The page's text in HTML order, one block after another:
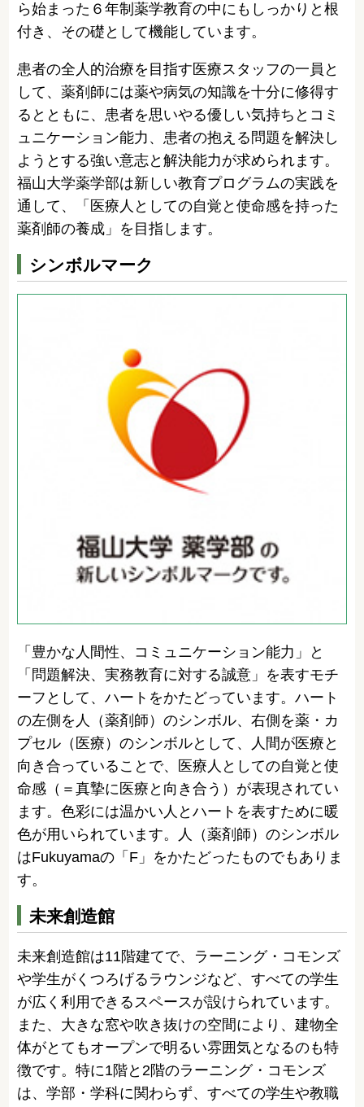
ら始まった６年制薬学教育の中にもしっかりと根
付き、その礎として機能しています。
患者の全人的治療を目指す医療スタッフの一員と
して、薬剤師には薬や病気の知識を十分に修得す
るとともに、患者を思いやる優しい気持ちとコミ
ュニケーション能力、患者の抱える問題を解決し
ようとする強い意志と解決能力が求められます。
福山大学薬学部は新しい教育プログラムの実践を
通して、「医療人としての自覚と使命感を持った
薬剤師の養成」を目指します。
シンボルマーク
「豊かな人間性、コミュニケーション能力」と
「問題解決、実務教育に対する誠意」を表すモチ
ーフとして、ハートをかたどっています。ハート
の左側を人（薬剤師）のシンボル、右側を薬・カ
プセル（医療）のシンボルとして、人間が医療と
向き合っていることで、医療人としての自覚と使
命感（＝真摯に医療と向き合う）が表現されてい
ます。色彩には温かい人とハートを表すために暖
色が用いられています。人（薬剤師）のシンボル
はFukuyamaの「F」をかたどったものでもありま
す。
未来創造館
未来創造館は11階建てで、ラーニング・コモンズ
や学生がくつろげるラウンジなど、すべての学生
が広く利用できるスペースが設けられています。
また、大きな窓や吹き抜けの空間により、建物全
体がとてもオープンで明るい雰囲気となるのも特
徴です。特に1階と2階のラーニング・コモンズ
は、学部・学科に関わらず、すべての学生や教職